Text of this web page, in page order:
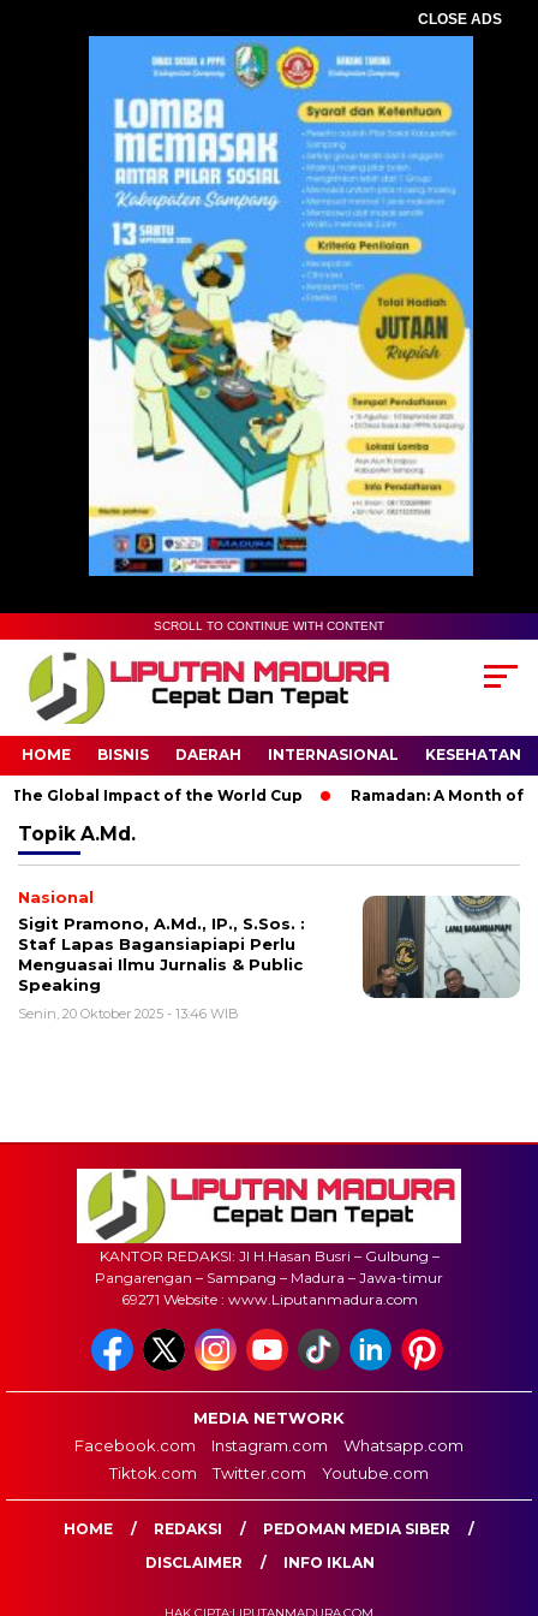
CLOSE ADS
SCROLL TO CONTINUE WITH CONTENT
HOME BISNIS DAERAH INTERNASIONAL KESEHATAN
Global Impact of the World Cup Ramadan: A Month of
Topik A.Md.
Nasional
Sigit Pramono, A.Md., IP., S.Sos. :
Staf Lapas Bagansiapiapi Perlu
Menguasai Ilmu Jurnalis & Public
Speaking
Senin, 20 Oktober 2025 - 13:46 WIB
KANTOR REDAKSI: Jl H.Hasan Busri – Gulbung –
Pangarengan – Sampang – Madura – Jawa-timur
69271 Website : www.Liputanmadura.com
MEDIA NETWORK
Facebook.com
Instagram.com
Whatsapp.com
Tiktok.com
Twitter.com Youtube.com
HOME REDAKSI
PEDOMAN MEDIA SIBER
DISCLAIMER
INFO IKLAN